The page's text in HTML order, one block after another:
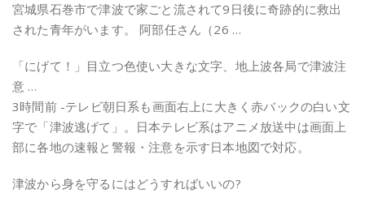
宮城県石巻市で津波で家ごと流されて9日後に奇跡的に救出
された青年がいます。 阿部任さん（26 …
「にげて！」目立つ色使い大きな文字、地上波各局で津波注
意 …
3時間前 -テレビ朝日系も画面右上に大きく赤バックの白い文
字で「津波逃げて」。日本テレビ系はアニメ放送中は画面上
部に各地の速報と警報・注意を示す日本地図で対応。
津波から身を守るにはどうすればいいの?